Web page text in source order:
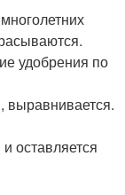
удобрения по
выравнивается.
оставляется